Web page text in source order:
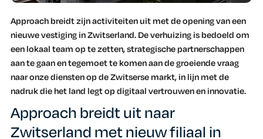
Approach breidt zijn activiteiten uit met de opening van een
nieuwe vestiging in Zwitserland. De verhuizing is bedoeld om
een lokaal team op te zetten, strategische partnerschappen
aan te gaan en tegemoet te komen aan de groeiende vraag
naar onze diensten op de Zwitserse markt, in lijn met de
nadruk die het land legt op digitaal vertrouwen en innovatie.
Approach breidt uit naar
Zwitserland met nieuw filiaal in